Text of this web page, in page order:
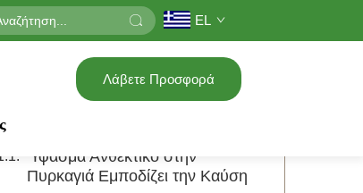
EL
Λάβετε Προσφορά
Περιεχομένων
Κατανόηση της Τεχνολογίας Ύφασμα
Ύφασμα Ανθεκτικό στην
Πυρκαγιά Εμποδίζει την Καύση